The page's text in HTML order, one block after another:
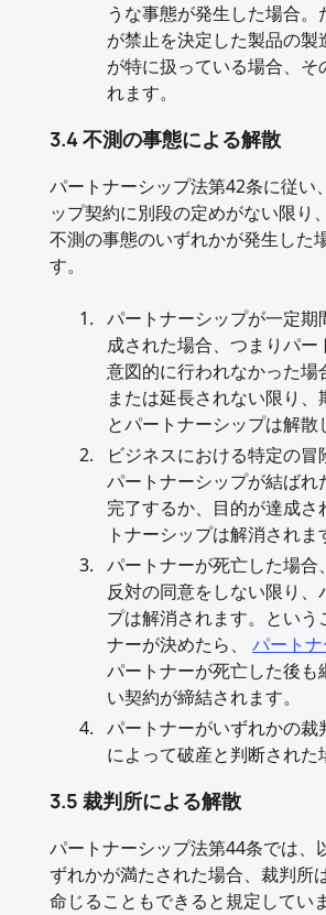
うな事態が発生した場合
が禁止を決定した製品の製
が特に扱っている場合、そ
れます。
3.4 不測の事態による解散
パートナーシップ法第42条に従い
ップ契約に別段の定めがない限り
不測の事態のいずれかが発生した
す。
パートナーシップが一定期
成された場合、つまりパー
意図的に行われなかった場
または延長されない限り、
とパートナーシップは解散
ビジネスにおける特定の冒
パートナーシップが結ばれ
完了するか、目的が達成さ
トナーシップは解消されま
パートナーが死亡した場合
反対の同意をしない限り、
プは解消されます。という
ナーが決めたら、 パート
パートナーが死亡した後も
い契約が締結されます。
パートナーがいずれかの裁
によって破産と判断された
3.5 裁判所による解散
パートナーシップ法第44条では、
ずれかが満たされた場合、裁判所
命じることもできると規定していま